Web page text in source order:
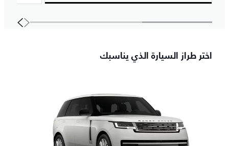
اختر طراز السيارة الذي يناسبك